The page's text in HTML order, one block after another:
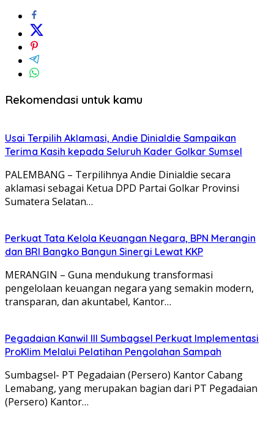
Rekomendasi untuk kamu
Usai Terpilih Aklamasi, Andie Dinialdie Sampaikan
Terima Kasih kepada Seluruh Kader Golkar Sumsel
PALEMBANG – Terpilihnya Andie Dinialdie secara
aklamasi sebagai Ketua DPD Partai Golkar Provinsi
Sumatera Selatan…
Perkuat Tata Kelola Keuangan Negara, BPN Merangin
dan BRI Bangko Bangun Sinergi Lewat KKP
MERANGIN – Guna mendukung transformasi
pengelolaan keuangan negara yang semakin modern,
transparan, dan akuntabel, Kantor…
Pegadaian Kanwil III Sumbagsel Perkuat Implementasi
ProKlim Melalui Pelatihan Pengolahan Sampah
Sumbagsel- PT Pegadaian (Persero) Kantor Cabang
Lemabang, yang merupakan bagian dari PT Pegadaian
(Persero) Kantor…